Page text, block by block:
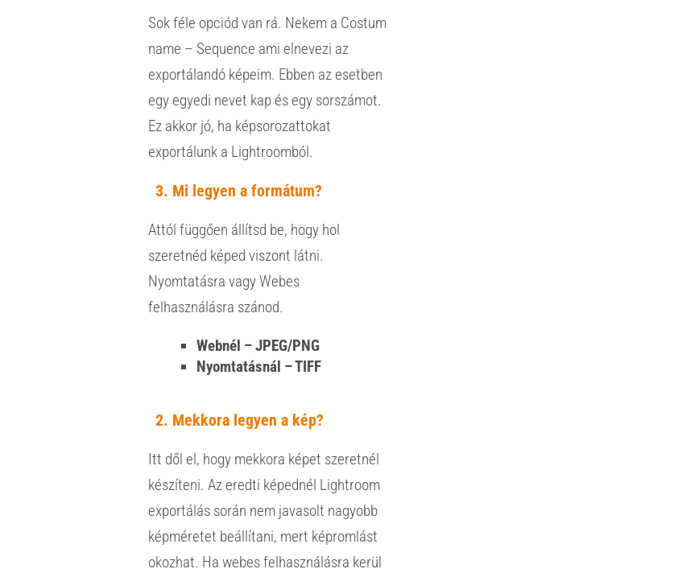
Sok féle opciód van rá. Nekem a Costum
name – Sequence ami elnevezi az
exportálandó képeim. Ebben az esetben
egy egyedi nevet kap és egy sorszámot.
Ez akkor jó, ha képsorozattokat
exportálunk a Lightroomból.
Mi legyen a formátum?
Attól függően állítsd be, hogy hol
szeretnéd képed viszont látni.
Nyomtatásra vagy Webes
felhasználásra szánod.
Webnél – JPEG/PNG
Nyomtatásnál – TIFF
Mekkora legyen a kép?
Itt dől el, hogy mekkora képet szeretnél
készíteni. Az eredti képednél Lightroom
exportálás során nem javasolt nagyobb
képméretet beállítani, mert képromlást
okozhat. Ha webes felhasználásra kerül